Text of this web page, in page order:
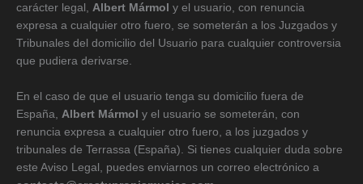
carácter legal, Albert Mármol y el usuario, con renuncia
expresa a cualquier otro fuero, se someterán a los Juzgados y
Tribunales del domicilio del Usuario para cualquier controversia
que pudiera derivarse.
En el caso de que el usuario tenga su domicilio fuera de
España, Albert Mármol y el usuario se someterán, con
renuncia expresa a cualquier otro fuero, a los juzgados y
tribunales de Terrassa (España). Si tienes cualquier duda sobre
este Aviso Legal, puedes enviarnos un correo electrónico a